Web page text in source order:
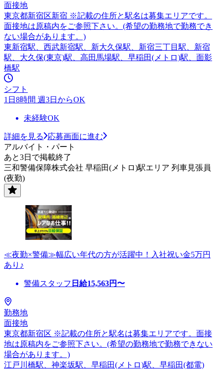
面接地
東京都新宿区新宿 ※記載の住所と駅名は募集エリアです。
面接地は原稿内をご参照下さい。(希望の勤務地で勤務でき
ない場合があります。)
東新宿駅、西武新宿駅、新大久保駅、新宿三丁目駅、新宿
駅、大久保(東京)駅、高田馬場駅、早稲田(メトロ)駅、面影
橋駅
シフト
1日8時間 週3日からOK
未経験OK
詳細を見る
応募画面に進む
アルバイト・パート
あと3日で掲載終了
三和警備保障株式会社 早稲田(メトロ)駅エリア 列車見張員
(夜勤)
≪夜勤×警備≫幅広い年代の方が活躍中！入社祝い金5万円
あり♪
警備スタッフ 日給15,563円〜
勤務地
面接地
東京都新宿区 ※記載の住所と駅名は募集エリアです。面接
地は原稿内をご参照下さい。(希望の勤務地で勤務できない
場合があります。)
江戸川橋駅、神楽坂駅、早稲田(メトロ)駅、早稲田(都電)